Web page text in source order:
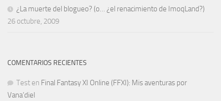
¿La muerte del blogueo? (o… ¿el renacimiento de ImoqLand?)
26 octubre, 2009
COMENTARIOS RECIENTES
Test en Final Fantasy XI Online (FFXI): Mis aventuras por
Vana’diel